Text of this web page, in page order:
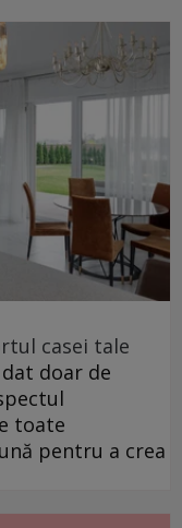
casei tale
doar de
toate
pentru a crea